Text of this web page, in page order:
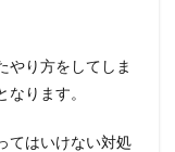
やり方をしてしま
ります。
てはいけない対処